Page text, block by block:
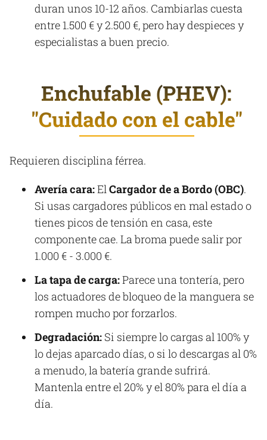
duran unos 10-12 años. Cambiarlas cuesta
entre 1.500 € y 2.500 €, pero hay despieces y
especialistas a buen precio.​
Enchufable (PHEV):
"Cuidado con el cable"
Requieren disciplina férrea.
Avería cara:El Cargador de a Bordo (OBC).
Si usas cargadores públicos en mal estado o
tienes picos de tensión en casa, este
componente cae. La broma puede salir por
1.000 € - 3.000 €.
La tapa de carga:Parece una tontería, pero
los actuadores de bloqueo de la manguera se
rompen mucho por forzarlos.
Degradación: Si siempre lo cargas al 100% y
lo dejas aparcado días, o si lo descargas al 0%
a menudo, la batería grande sufrirá.
Mantenla entre el 20% y el 80% para el día a
día.